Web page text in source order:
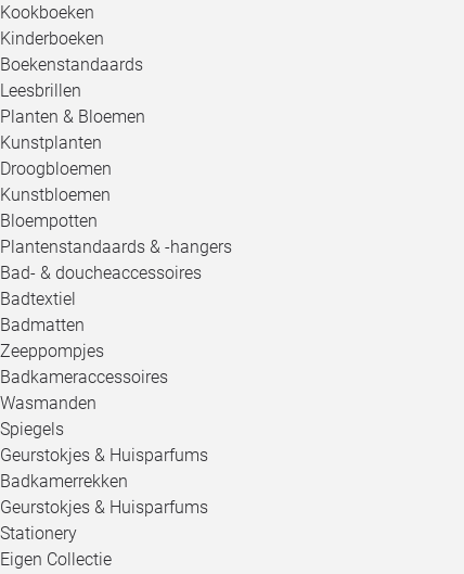
Kookboeken
Kinderboeken
Boekenstandaards
Leesbrillen
Planten & Bloemen
Kunstplanten
Droogbloemen
Kunstbloemen
Bloempotten
Plantenstandaards & -hangers
Bad- & doucheaccessoires
Badtextiel
Badmatten
Zeeppompjes
Badkameraccessoires
Wasmanden
Spiegels
Geurstokjes & Huisparfums
Badkamerrekken
Geurstokjes & Huisparfums
Stationery
Eigen Collectie